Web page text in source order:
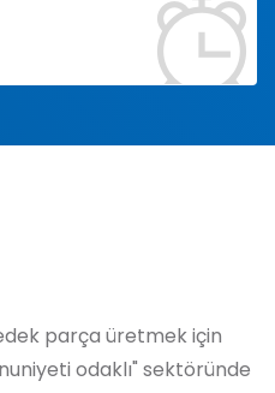
parça üretmek için
odaklı" sektöründe